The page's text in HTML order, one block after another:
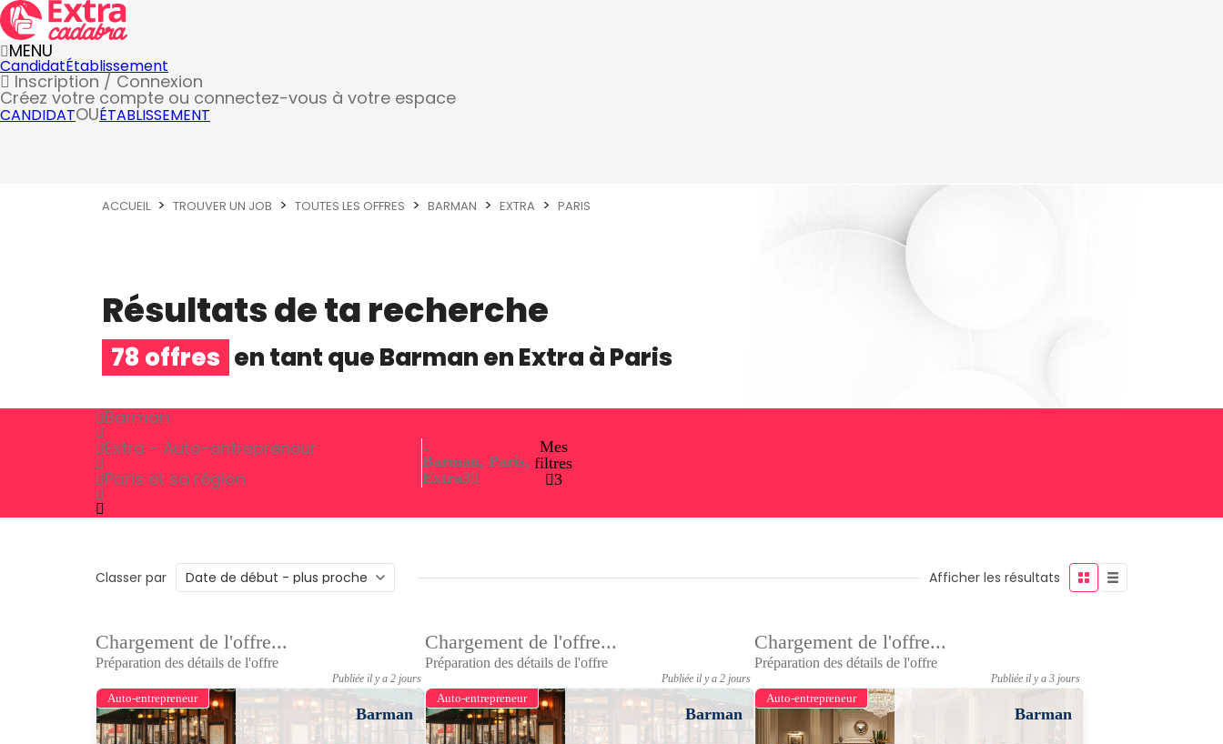
MENU
CandidatÉtablissement
Inscription / Connexion
Créez votre compte ou connectez-vous à votre espace
CANDIDATOUÉTABLISSEMENT
ACCUEIL TROUVER UN JOB TOUTES LES OFFRES BARMAN EXTRA PARIS
Résultats de ta recherche
78 offres en tant queBarmanenExtraàParis
Barman
Extra - Auto-entrepreneur
Paris et sa région
Barman, Paris,
Extra3
Mes
filtres
3
Classer par Afficher les résultats
Chargement de l'offre...
Préparation des détails de l'offre
Publiée il y a 2 jours
Auto-entrepreneur
Barman
Chargement de l'offre...
Préparation des détails de l'offre
Publiée il y a 2 jours
Auto-entrepreneur
Barman
Chargement de l'offre...
Préparation des détails de l'offre
Publiée il y a 3 jours
Auto-entrepreneur
Barman